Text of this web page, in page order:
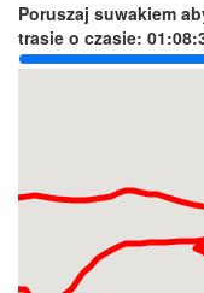
Poruszaj suwakiem
trasie o czasie: